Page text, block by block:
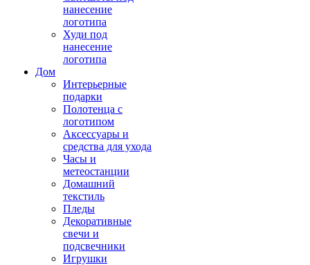
нанесение
логотипа
Худи под
нанесение
логотипа
Дом
Интерьерные
подарки
Полотенца с
логотипом
Аксессуары и
средства для ухода
Часы и
метеостанции
Домашний
текстиль
Пледы
Декоративные
свечи и
подсвечники
Игрушки